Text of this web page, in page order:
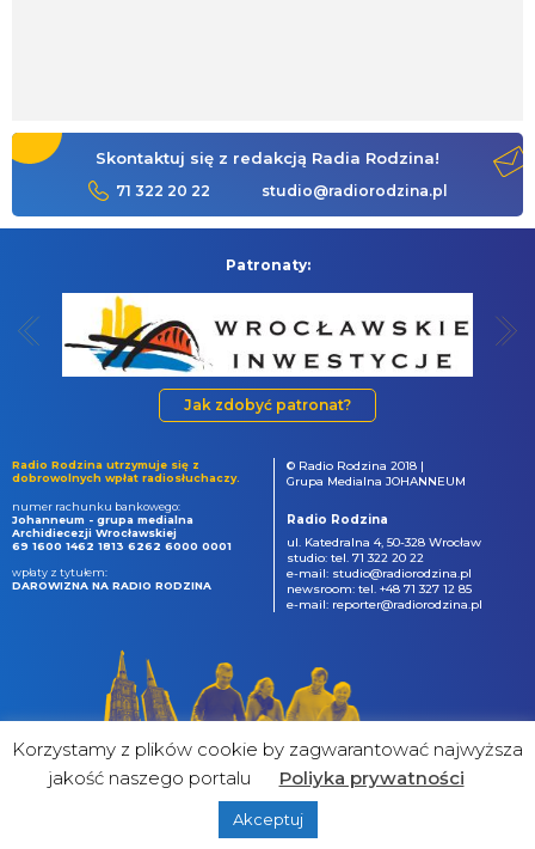
Skontaktuj się z redakcją Radia Rodzina!
71 322 20 22 studio@radiorodzina.pl
Patronaty:
Jak zdobyć patronat?
Radio Rodzina utrzymuje się z
dobrowolnych wpłat radiosłuchaczy.
numer rachunku bankowego:
Johanneum - grupa medialna
Archidiecezji Wrocławskiej
69 1600 1462 1813 6262 6000 0001
wpłaty z tytułem:
DAROWIZNA NA RADIO RODZINA
© Radio Rodzina 2018 |
Grupa Medialna JOHANNEUM
Radio Rodzina
ul. Katedralna 4, 50-328 Wrocław
studio: tel. 71 322 20 22
e-mail: studio@radiorodzina.pl
newsroom: tel. +48 71 327 12 85
e-mail: reporter@radiorodzina.pl
&
Korzystamy z plików cookie by zagwarantować najwyższa
jakość naszego portalu
Poliyka prywatności
Akceptuj